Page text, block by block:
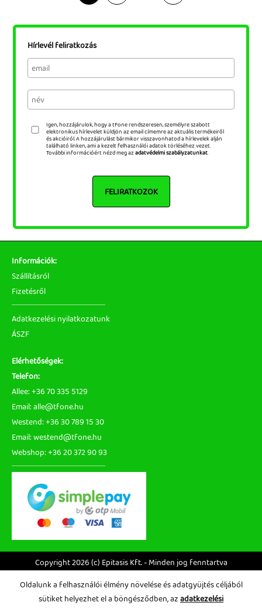
Hírlevél feliratkozás
Igen, hozzájárulok, hogy a tFone rendszeresen, személyre szabott
elektronikus hírlevelet küldjön az email címemre az aktuális termékeiről
és akcióiról. A hozzájárulást bármikor visszavonhatod a hírlevelek alján
található linken, ami a kezelt felhasználói adatok törléséhez vezet.
További információért nézd meg azadatvédelmi szabályzatunkat.
FELIRATKOZOK
Információk:
Szállításról
Fizetésről
Adatkezelési nyilatkozatunk
ÁSZF
Elérhetőségek:
Telefon:
Allee: +36 70 335 5129
Email: alle@tfone.hu
Westend: +36 30 789 15 30
Email: westend@tfone.hu
Webshop: +36 20 372 90 93
Copyright 2026 (c) Epitasis Kft. - Minden jog fenntartva
Oldalunk a felhasználói élmény növelése és adatgyüjtés céljából
sütiket helyezhet el a böngésződben, az adatkezelési